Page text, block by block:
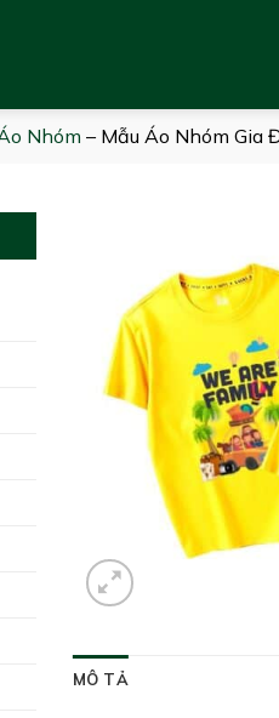
Nhóm – Mẫu Áo Nhóm Gia
MÔ TẢ